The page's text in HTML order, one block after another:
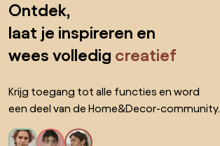
Ontdek,
laat je inspireren en
wees volledig creatief
Krijg toegang tot alle functies en word
een deel van de Home&Decor-community.